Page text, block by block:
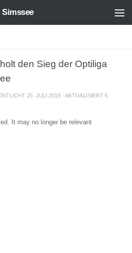
den Sieg der Optiliga
25. JULI 2019 · AKTUALISIERT 6.
It may no longer be relevant